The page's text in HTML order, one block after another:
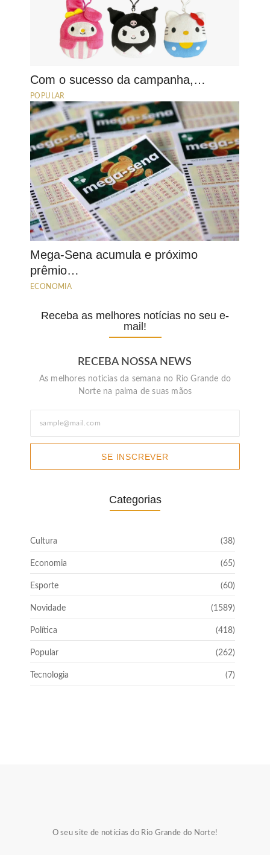
Com o sucesso da campanha,…
POPULAR
Mega-Sena acumula e próximo
prêmio…
ECONOMIA
Receba as melhores notícias no seu e-
mail!
RECEBA NOSSA NEWS
As melhores noticias da semana no Rio Grande do
Norte na palma de suas mãos
SE INSCREVER
Categorias
Cultura (38)
Economia (65)
Esporte (60)
Novidade (1589)
Política (418)
Popular (262)
Tecnologia (7)
O seu site de notícias do Rio Grande do Norte!